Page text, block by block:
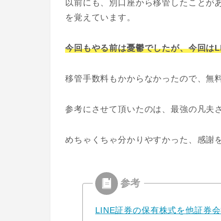
以前にも、別口座から移管したことが
を覚えています。
今回もやる前は憂鬱でしたが、今回は
移管手数料もかからなかったので、無
参考にさせて頂いたのは、最強の凡夫
めちゃくちゃ分かりやすかった、感謝
LINE証券の保有株式を他証券